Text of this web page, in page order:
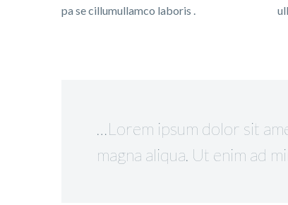
pa se cillumullamco laboris .
…Lorem ipsum dolor sit
magna aliqua. Ut enim ad